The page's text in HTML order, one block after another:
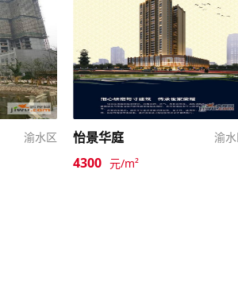
渝水区 怡景华庭 渝
4300 元/m²